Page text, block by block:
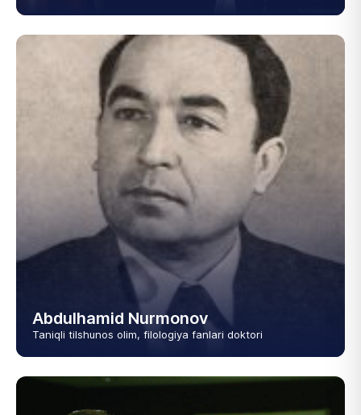
Abdulhamid Nurmonov
Taniqli tilshunos olim, filologiya fanlari doktori